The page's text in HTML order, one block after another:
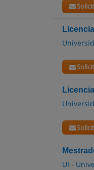
UI -